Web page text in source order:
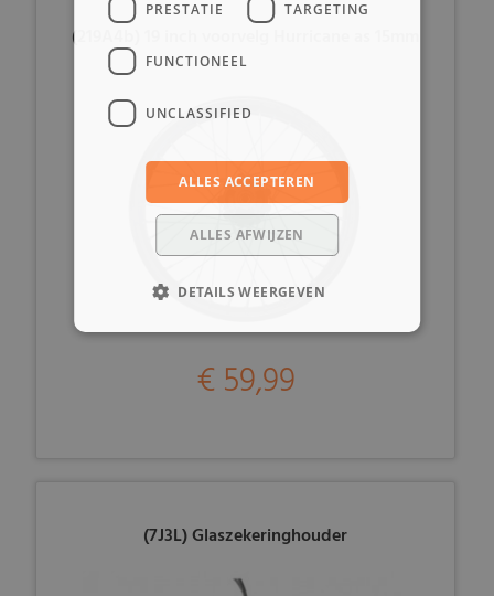
(219A4b) 19 inch voorvelg Hurricane as 15mm
€ 59,99
(7J3L) Glaszekeringhouder
PRESTATIE TARGETING
FUNCTIONEEL
UNCLASSIFIED
ALLES ACCEPTEREN
ALLES AFWIJZEN
DETAILS WEERGEVEN